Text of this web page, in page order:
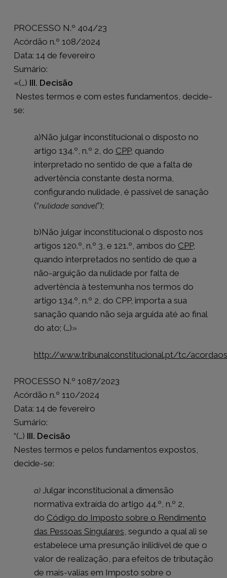
PROCESSO N.º 404/23
Acórdão n.º 108/2024
Data: 14 de fevereiro
Sumário:
«(…) III. Decisão
Nestes termos e com estes fundamentos, decide-
se:
a)Não julgar inconstitucional o disposto no
artigo 134.º, n.º 2, do CPP, quando
interpretado no sentido de que a falta de
advertência constante desta norma,
configurando nulidade, é passível de sanação
(“nulidade sanável”);
b)Não julgar inconstitucional o disposto nos
artigos 120.º, n.º 3, e 121.º, ambos do CPP,
quando interpretados no sentido de que a
não-arguição da nulidade por falta de
advertência à testemunha nos termos do
artigo 134.º, n.º 2, do CPP, importa a sua
sanação quando não seja arguida até ao final
do ato; (…)»
http://www.tribunalconstitucional.pt/tc/
PROCESSO N.º 1087/2023
Acórdão n.º 110/2024
Data: 14 de fevereiro
Sumário:
“(…) III. Decisão
Nestes termos e pelos fundamentos expostos,
decide-se:
a)Julgar inconstitucional a dimensão
normativa extraída do artigo 44.º, n.º 2,
do Código do Imposto sobre o Rendimento
das Pessoas Singulares , segundo a qual ali se
estabelece uma presunção inilidível de que o
valor de realização, para efeitos de tributação
de mais-valias em Imposto sobre o